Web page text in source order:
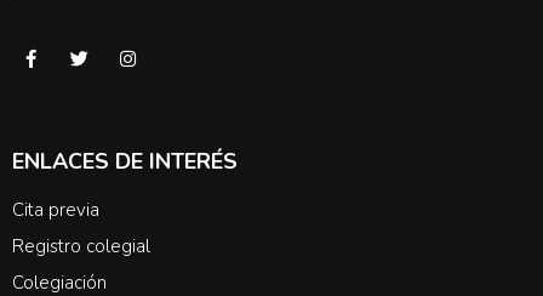
ENLACES DE INTERÉS
Cita previa
Registro colegial
Colegiación